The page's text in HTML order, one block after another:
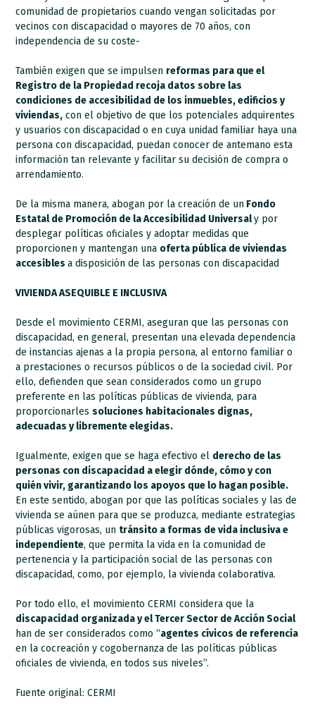
comunidad de propietarios cuando vengan solicitadas por
vecinos con discapacidad o mayores de 70 años, con
independencia de su coste-
También exigen que se impulsen reformas para que el
Registro de la Propiedad recoja datos sobre las
condiciones de accesibilidad de los inmuebles, edificios y
viviendas, con el objetivo de que los potenciales adquirentes
y usuarios con discapacidad o en cuya unidad familiar haya una
persona con discapacidad, puedan conocer de antemano esta
información tan relevante y facilitar su decisión de compra o
arrendamiento.
De la misma manera, abogan por la creación de un Fondo
Estatal de Promoción de la Accesibilidad Universaly por
desplegar políticas oficiales y adoptar medidas que
proporcionen y mantengan una oferta pública de viviendas
accesiblesa disposición de las personas con discapacidad
VIVIENDA ASEQUIBLE E INCLUSIVA
Desde el movimiento CERMI, aseguran que las personas con
discapacidad, en general, presentan una elevada dependencia
de instancias ajenas a la propia persona, al entorno familiar o
a prestaciones o recursos públicos o de la sociedad civil. Por
ello, defienden que sean considerados como un grupo
preferente en las políticas públicas de vivienda, para
proporcionarlessoluciones habitacionales dignas,
adecuadas y libremente elegidas.
Igualmente, exigen que se haga efectivo el derecho de las
personas con discapacidad a elegir dónde, cómo y con
quién vivir, garantizando los apoyos que lo hagan posible.
En este sentido, abogan por que las políticas sociales y las de
vivienda se aúnen para que se produzca, mediante estrategias
públicas vigorosas, un tránsito a formas de vida inclusiva e
independiente, que permita la vida en la comunidad de
pertenencia y la participación social de las personas con
discapacidad, como, por ejemplo, la vivienda colaborativa.
Por todo ello, el movimiento CERMI considera que la
discapacidad organizada y el Tercer Sector de Acción Social
han de ser considerados como “agentes cívicos de referencia
en la cocreación y cogobernanza de las políticas públicas
oficiales de vivienda, en todos sus niveles”.
Fuente original: CERMI